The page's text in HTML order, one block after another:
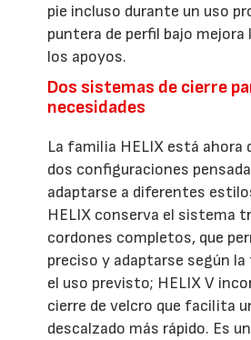
pie incluso durante un uso
puntera de perfil bajo mejora
los apoyos.
Dos sistemas de cierre
necesidades
La familia HELIX está ahora
dos configuraciones
adaptarse a diferentes
HELIX conserva el sistema
cordones completos, que
preciso y adaptarse según
el uso previsto; HELIX V
cierre de velcro que facilita
descalzado más rápido. Es